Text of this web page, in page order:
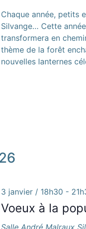
Chaque année, petits
Silvange… Cette
transformera en
thème de la forêt
nouvelles lanternes
Voeux à la
3 janvier / 18h30 -
Salle André Malraux